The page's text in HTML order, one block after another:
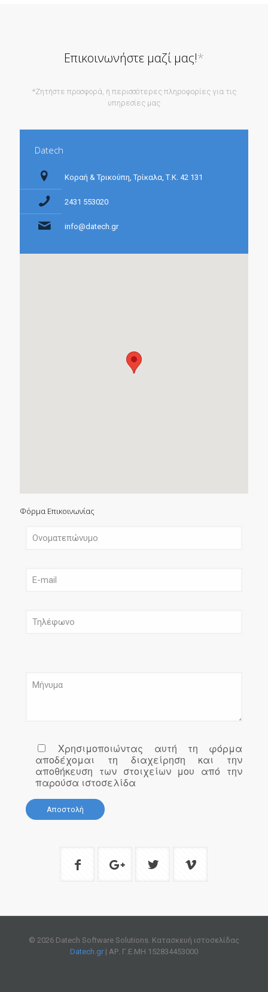
Επικοινωνήστε μαζί μας!*
*Ζητήστε προσφορά, ή περισσότερες πληροφορίες για τις
υπηρεσίες μας
Datech
Κοραή & Τρικούπη, Τρίκαλα, Τ.Κ. 42 131
2431 553020
info@datech.gr
Φόρμα Επικοινωνίας
Χρησιμοποιώντας αυτή τη φόρμα
αποδέχομαι τη διαχείρηση και την
αποθήκευση των στοιχείων μου από την
παρούσα ιστοσελίδα
© 2026 Datech Software Solutions. Κατασκευή ιστοσελίδας
Datech.gr | ΑΡ. Γ.Ε.ΜΗ 152834453000